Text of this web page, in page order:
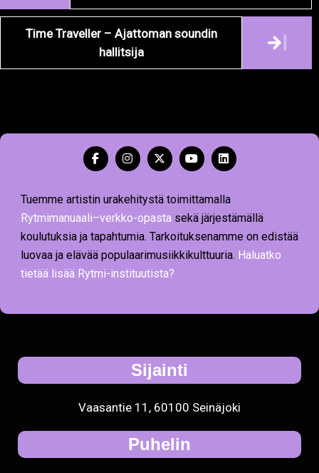
Time Traveller – Ajattoman soundin
hallitsija
Tuemme artistin urakehitystä toimittamalla
Rytmimanuaali–verkko-opasta sekä järjestämällä
koulutuksia ja tapahtumia. Tarkoituksenamme on edistää
luovaa ja elävää populaarimusiikkikulttuuria. Haluatko
tietää lisää Rytmi-instituutista?
Sijainti
Vaasantie 11, 60100 Seinäjoki
Puhelin